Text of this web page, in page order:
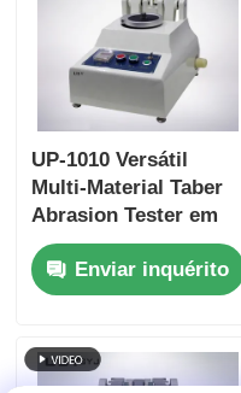
UP-1010 Versátil
Multi-Material Taber
Abrasion Tester em
conformidade com
vários padrões
internacionais
Enviar inquérito